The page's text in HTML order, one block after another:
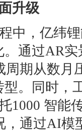
升级
中，亿纬
。通过AR
期从数月
。同时，
1000 智能
，通过AI模